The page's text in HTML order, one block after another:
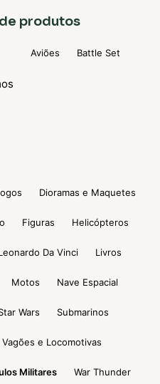
produtos
Aviões Battle Set
Dioramas e Maquetes
Figuras Helicópteros
Da Vinci Livros
Motos Nave Espacial
Wars Submarinos
Vagões e Locomotivas
Militares War Thunder